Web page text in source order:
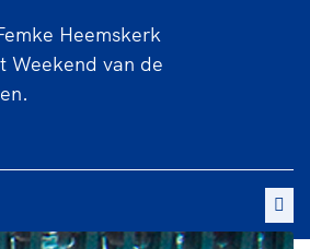
Heemskerk
Weekend van de